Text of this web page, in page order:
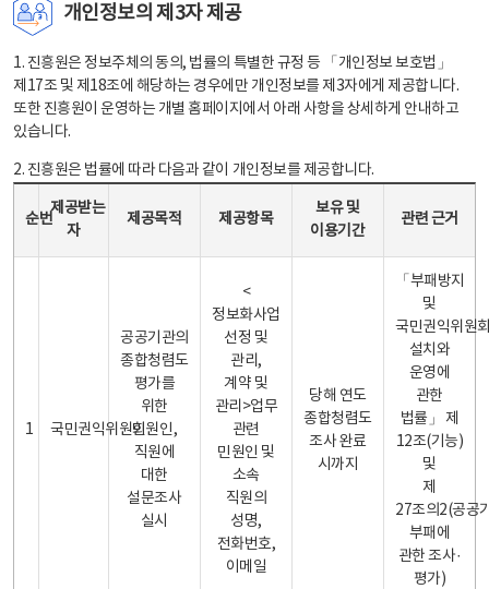
개인정보의 제3자 제공
1. 진흥원은 정보주체의 동의, 법률의 특별한 규정 등 「개인정보 보호법」
제17조 및 제18조에 해당하는 경우에만 개인정보를 제3자에게 제공합니다.
또한 진흥원이 운영하는 개별 홈페이지에서 아래 사항을 상세하게 안내하고
있습니다.
2. 진흥원은 법률에 따라 다음과 같이 개인정보를 제공합니다.
순번
제공받는
자
제공목적 제공항목
보유 및
이용기간
관련 근거
1 국민권익위원회
공공기관의
종합청렴도
평가를
위한
민원인,
직원에
대한
설문조사
실시
<
정보화사업
선정 및
관리,
계약 및
관리>업무
관련
민원인 및
소속
직원의
성명,
전화번호,
이메일
당해 연도
종합청렴도
조사 완료
시까지
「부패방지
및
국민권익위원
설치와
운영에
관한
법률」 제
12조(기능)
및
제
27조의2(공공
부패에
관한 조사·
평가)